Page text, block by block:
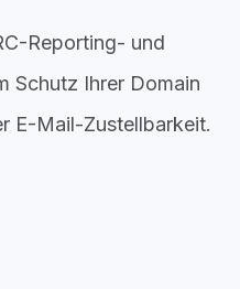
Reporting- und
Schutz Ihrer Domain
E-Mail-Zustellbarkeit.